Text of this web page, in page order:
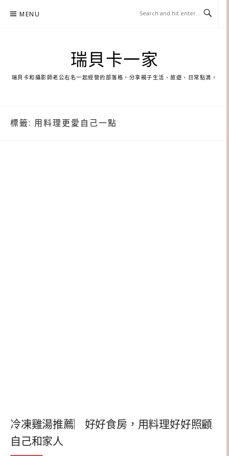
MENU
瑞貝卡一家
瑞貝卡和攝影師老公右名一起經營的部落格，分享親子生活、旅遊、日常點滴。
標籤: 用料理更愛自己一點
冷凍雞湯推薦︳好好食房，用料理好好照顧
自己和家人